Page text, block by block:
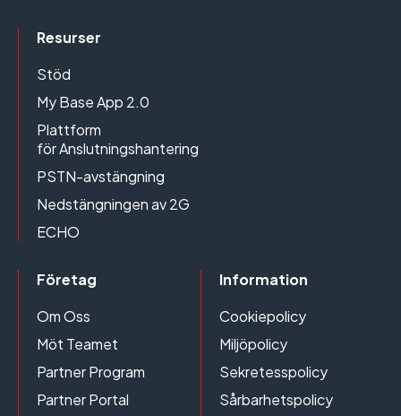
Resurser
Stöd
My Base App 2.0
Plattform
för Anslutningshantering
PSTN-avstängning
Nedstängningen av 2G
ECHO
Företag
Om Oss
Möt Teamet
Partner Program
Partner Portal
Information
Cookiepolicy
Miljöpolicy
Sekretesspolicy
Sårbarhetspolicy